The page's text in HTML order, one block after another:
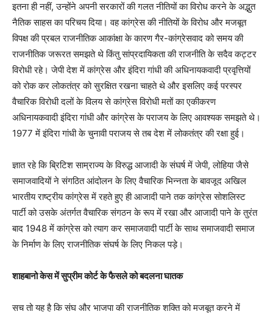
इतना ही नहीं, उन्होंने अपनी सरकारों की गलत नीतियों का विरोध करने के अद्भुत
नैतिक साहस का परिचय दिया। वह कांग्रेस की नीतियों के विरोध और मजबूत
विपक्ष की प्रबल राजनीतिक आकांक्षा के कारण गैर-कांग्रेसवाद को समय की
राजनीतिक जरूरत समझते थे किंतु सांप्रदायिकता की राजनीति के सदैव कट्टर
विरोधी रहे। जेपी देश में कांग्रेस और इंदिरा गांधी की अधिनायकवादी प्रवृत्तियों
को रोक कर लोकतंत्र को सुरक्षित रखना चाहते थे और इसलिए कई परस्पर
वैचारिक विरोधी दलों के विलय से कांग्रेस विरोधी मतों का एकीकरण
अधिनायकवादी इंदिरा गांधी और कांग्रेस के पराजय के लिए आवश्यक समझते थे।
1977 में इंदिरा गांधी के चुनावी पराजय से तब देश में लोकतंत्र की रक्षा हुई।
ज्ञात रहे कि ब्रिटिश साम्राज्य के विरुद्ध आजादी के संघर्ष में जेपी, लोहिया जैसे
समाजवादियों ने संगठित आंदोलन के लिए वैचारिक भिन्नता के बावजूद अखिल
भारतीय राष्ट्रीय कांग्रेस में रहते हुए ही आजादी पाने तक कांग्रेस सोशलिस्ट
पार्टी को उसके अंतर्गत वैचारिक संगठन के रूप में रखा और आजादी पाने के तुरंत
बाद 1948 में कांग्रेस को त्याग कर समाजवादी पार्टी के साथ समाजवादी समाज
के निर्माण के लिए राजनीतिक संघर्ष के लिए निकल पड़े।
शाहबानो केस में सुप्रीम कोर्ट के फैसले को बदलना घातक
सच तो यह है कि संघ और भाजपा की राजनीतिक शक्ति को मजबूत करने में